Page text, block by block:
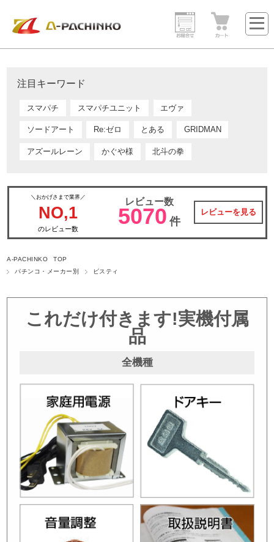
注目キーワード
スマパチ スマパチユニット エヴァ
ソードアート Re:ゼロ とある GRIDMAN
アズールレーン かぐや様 北斗の拳
＼おかげさまで業界／
NO,1
のレビュー数
レビュー数
5070 件
レビューを見る
A-PACHINKO TOP
パチンコ・メーカー別
ビスティ
これだけ付きます!実機付属
品
全機種